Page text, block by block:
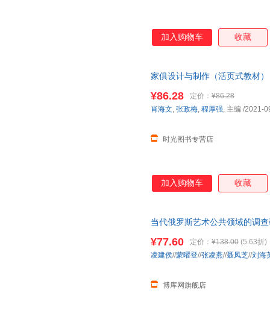
加入购物车 收藏
家俱设计与制作（活页式教材
¥86.28 定价： ¥86.28
时光图书专营店
肖海文, 张政梅, 程厚强, 主编 /2021-
加入购物车 收藏
当代俄罗斯艺术公共领域的调
¥77.60 定价： ¥138.00 (5.63折)
博库网旗舰店
凌建侯//蒙曜登//张凌燕//聂凤芝//刘海